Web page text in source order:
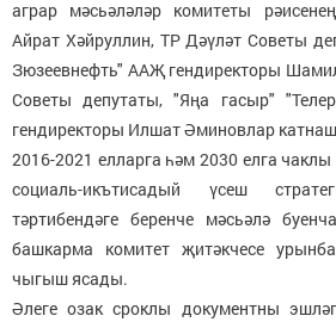
аграр мәсьәләләр комитеты
Айрат Хәйруллин, ТР Дәүләт Советы
Зюзеевнефть" ААҖ гендиректоры
Советы депутаты, "Яңа гасыр"
гендиректоры Илшат Әминовлар
2016-2021 елларга һәм 2030 елга
социаль-икътисадый үсеш
тәртибендәге беренче мәсьәлә
башкарма комитет җитәкчесе
чыгыш ясады.
Әлеге озак сроклы документны